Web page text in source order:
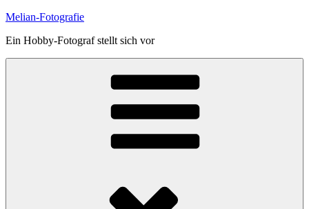
Skip
content
Melian-Fotografie
Ein Hobby-Fotograf stellt sich vor